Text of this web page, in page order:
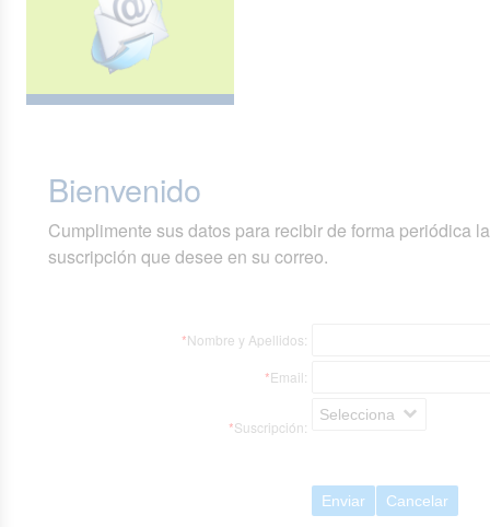
Bienvenido
Cumplimente sus datos para recibir de forma periódica
suscripción que desee en su correo.
*Nombre y Apellidos:
*Email:
*Suscripción:
Selecciona
Enviar Cancelar